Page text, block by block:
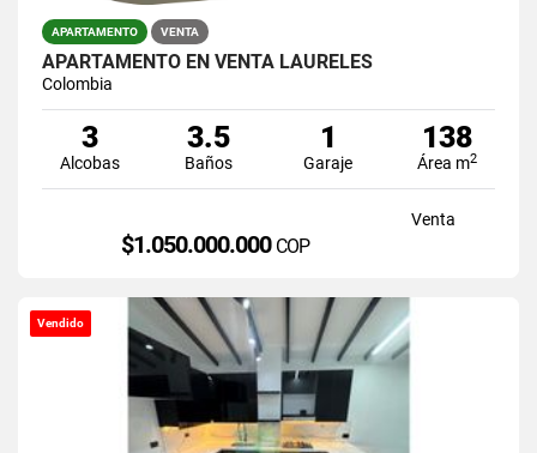
APARTAMENTO VENTA
APARTAMENTO EN VENTA LAURELES
Colombia
3
Alcobas
3.5
Baños
1
Garaje
138
Área m2
Venta
$1.050.000.000 COP
Vendido